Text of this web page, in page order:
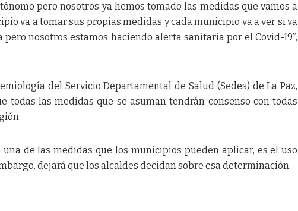
pero nosotros ya hemos tomado las medidas que vamos a
va a tomar sus propias medidas y cada municipio va a ver si va
nosotros estamos haciendo alerta sanitaria por el Covid-19”,
del Servicio Departamental de Salud (Sedes) de La Paz,
todas las medidas que se asuman tendrán consenso con todas
una de las medidas que los municipios pueden aplicar, es el uso
dejará que los alcaldes decidan sobre esa determinación.